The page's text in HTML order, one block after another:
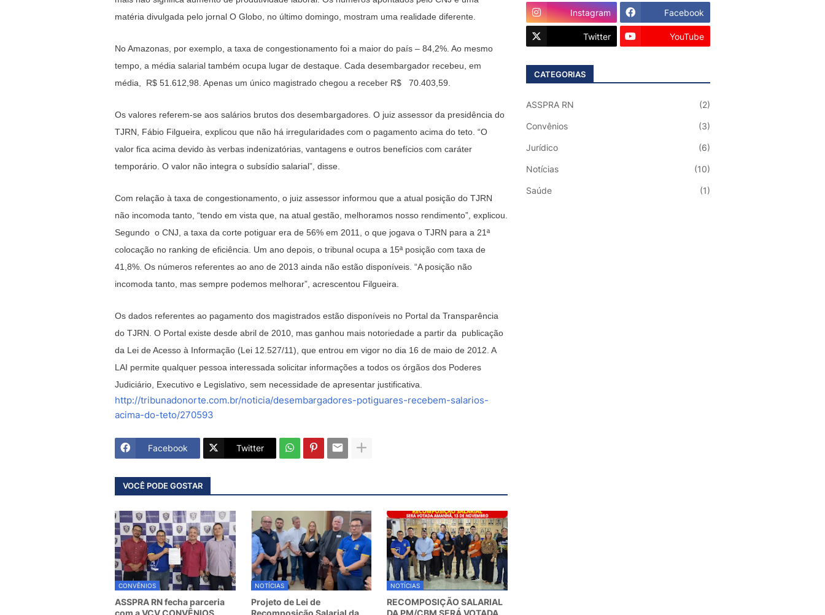
matéria divulgada pelo jornal O Globo, no último domingo, mostram uma realidade diferente.
No Amazonas, por exemplo, a taxa de congestionamento foi a maior do país – 84,2%. Ao mesmo
tempo, a média salarial também ocupa lugar de destaque. Cada desembargador recebeu, em
média, R$ 51.612,98. Apenas um único magistrado chegou a receber R$ 70.403,59.
Os valores referem-se aos salários brutos dos desembargadores. O juiz assessor da presidência do
TJRN, Fábio Filgueira, explicou que não há irregularidades com o pagamento acima do teto. “O
valor fica acima devido às verbas indenizatórias, vantagens e outros benefícios com caráter
temporário. O valor não integra o subsídio salarial”, disse.
Com relação à taxa de congestionamento, o juiz assessor informou que a atual posição do TJRN
não incomoda tanto, “tendo em vista que, na atual gestão, melhoramos nosso rendimento”, explicou.
Segundo o CNJ, a taxa da corte potiguar era de 56% em 2011, o que jogava o TJRN para a 21ª
colocação no ranking de eficiência. Um ano depois, o tribunal ocupa a 15ª posição com taxa de
41,8%. Os números referentes ao ano de 2013 ainda não estão disponíveis. “A posição não
incomoda tanto, mas sempre podemos melhorar”, acrescentou Filgueira.
Os dados referentes ao pagamento dos magistrados estão disponíveis no Portal da Transparência
do TJRN. O Portal existe desde abril de 2010, mas ganhou mais notoriedade a partir da publicação
da Lei de Acesso à Informação (Lei 12.527/11), que entrou em vigor no dia 16 de maio de 2012. A
LAI permite qualquer pessoa interessada solicitar informações a todos os órgãos dos Poderes
Judiciário, Executivo e Legislativo, sem necessidade de apresentar justificativa.
http://tribunadonorte.com.br/noticia/desembargadores-potiguares-recebem-salarios-
acima-do-teto/270593
Facebook Twitter
VOCÊ PODE GOSTAR
CONVÊNIOS
ASSPRA RN fecha parceria
com a VCV CONVÊNIOS
NOTÍCIAS
Projeto de Lei de
Recomposição Salarial da
NOTÍCIAS
RECOMPOSIÇÃO SALARIAL
DA PM/CBM SERÁ VOTADA
Instagram Facebook
Twitter YouTube
CATEGORIAS
ASSPRA RN (2)
Convênios (3)
Jurídico (6)
Notícias (10)
Saúde (1)